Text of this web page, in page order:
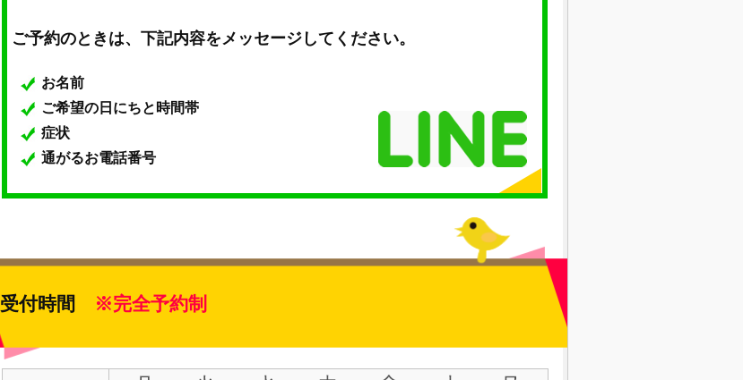
ご予約のときは、下記内容をメッセージしてください。
お名前
ご希望の日にちと時間帯
症状
通がるお電話番号
受付時間 ※完全予約制